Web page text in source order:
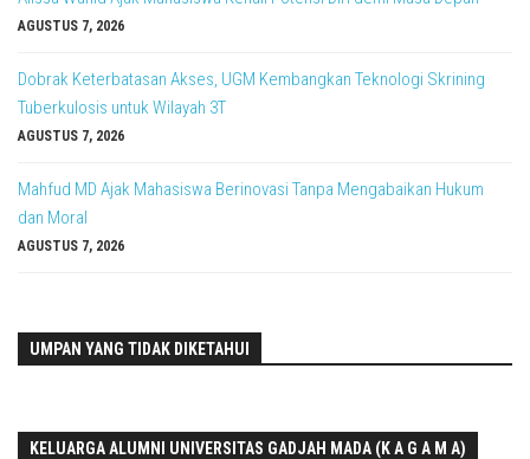
AGUSTUS 7, 2026
Dobrak Keterbatasan Akses, UGM Kembangkan Teknologi Skrining
Tuberkulosis untuk Wilayah 3T
AGUSTUS 7, 2026
Mahfud MD Ajak Mahasiswa Berinovasi Tanpa Mengabaikan Hukum
dan Moral
AGUSTUS 7, 2026
UMPAN YANG TIDAK DIKETAHUI
KELUARGA ALUMNI UNIVERSITAS GADJAH MADA (K A G A M A)